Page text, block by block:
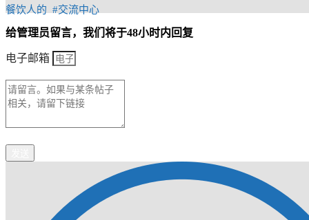
餐饮人的 #交流中心
给管理员留言，我们将于48小时内回复
电子邮箱